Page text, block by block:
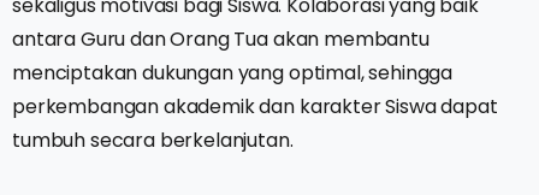
antara Guru dan Orang Tua akan membantu
menciptakan dukungan yang optimal, sehingga
perkembangan akademik dan karakter Siswa dapat
tumbuh secara berkelanjutan.